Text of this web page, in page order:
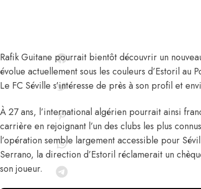
Rafik Guitane pourrait bientôt découvrir un
évolue actuellement sous les couleurs d’Estoril au
Le FC Séville s’intéresse de près à son profil et
À 27 ans, l’international algérien pourrait ainsi
carrière en rejoignant l’un des clubs les plus
l’opération semble largement accessible pour
Serrano, la direction d’Estoril réclamerait un
son joueur.